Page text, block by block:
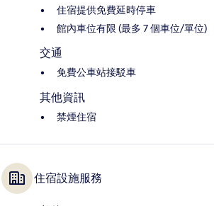
住宿提供免費延時停車
館內車位有限 (最多 7 個車位/單位)
交通
免費公車站接駁車
其他資訊
禁煙住宿
住宿設施服務